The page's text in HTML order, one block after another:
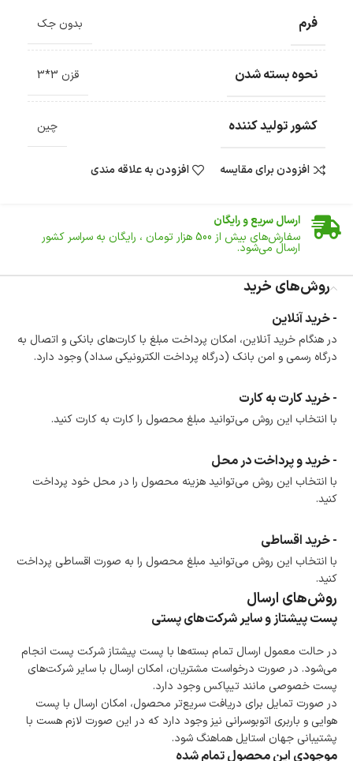
فرم بدون جک
نحوه بسته شدن قزن 3*3
کشور تولید کننده چین
افزودن برای مقایسه افزودن به علاقه مندی
ضمانت اصالت کالا
ارسال سریع و رایگان
سفارش‌های بیش از 500 هزار تومان ، رایگان به سراسر کشور
ارسال می‌شود.
تا 14 روز پس از تحویل کالا می‌توانید آن را برگشت دهید.
امکان پرداخت در محل
در هنگام خرید محصول، امکان انتخاب پرداخت در محل
وجود دارد.
امکان پرداخت اقساطی
است.
ضمانت اصالت کالا
گارانتی معتبر برای تمامی محصولات ارائه می‌شود.
روش‌های خرید
- خرید آنلاین
در هنگام خرید آنلاین، امکان پرداخت مبلغ با کارت‌های بانکی و اتصال به
درگاه رسمی و امن بانک (درگاه پرداخت الکترونیکی سداد) وجود دارد.
- خرید کارت به کارت
با انتخاب این روش می‌توانید مبلغ محصول را کارت به کارت کنید.
- خرید و پرداخت در محل
با انتخاب این روش می‌توانید هزینه محصول را در محل خود پرداخت
کنید.
- خرید اقساطی
با انتخاب این روش می‌توانید مبلغ محصول را به صورت اقساطی پرداخت
کنید.
روش‌های ارسال
پست پیشتاز و سایر شرکت‌های پستی
در حالت معمول ارسال تمام بسته‌ها با پست پیشتاز شرکت پست انجام
می‌شود. در صورت درخواست مشتریان، امکان ارسال با سایر شرکت‌های
پست خصوصی مانند تیپاکس وجود دارد.
در صورت تمایل برای دریافت سریع‌تر محصول، امکان ارسال با پست
هوایی و باربری اتوبوسرانی نیز وجود دارد که در این صورت لازم هست با
پشتیبانی جهان استایل هماهنگ شود.
موجودی این محصول تمام شده